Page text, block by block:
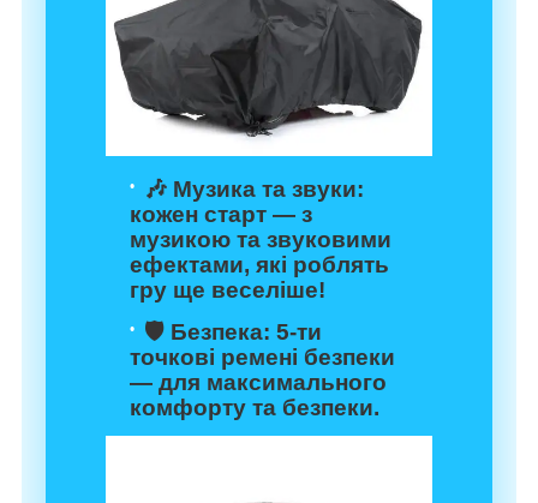
🎶 Музика та звуки:
кожен старт — з
музикою та звуковими
ефектами, які роблять
гру ще веселіше!
🛡️ Безпека: 5-ти
точкові ремені безпеки
— для максимального
комфорту та безпеки.